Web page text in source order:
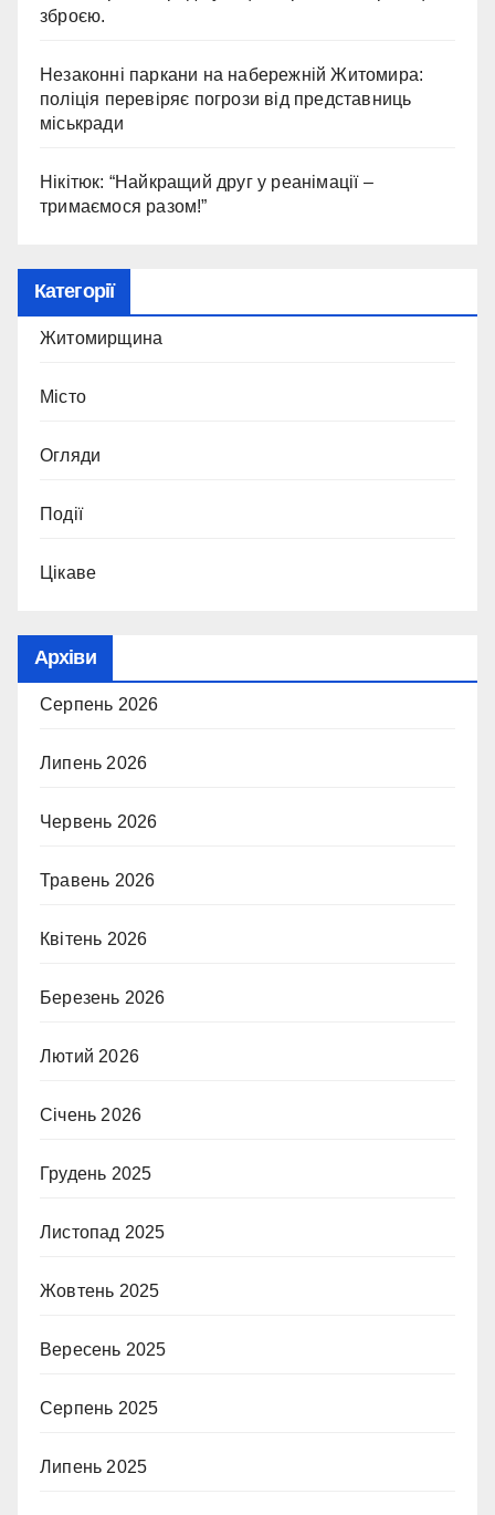
зброєю.
Незаконні паркани на набережній Житомира:
поліція перевіряє погрози від представниць
міськради
Нікітюк: “Найкращий друг у реанімації –
тримаємося разом!”
Категорії
Житомирщина
Місто
Огляди
Події
Цікаве
Архіви
Серпень 2026
Липень 2026
Червень 2026
Травень 2026
Квітень 2026
Березень 2026
Лютий 2026
Січень 2026
Грудень 2025
Листопад 2025
Жовтень 2025
Вересень 2025
Серпень 2025
Липень 2025